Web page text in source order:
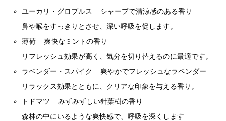
ユーカリ・グロブルス – シャープで清涼感のある香り
鼻や喉をすっきりとさせ、深い呼吸を促します。
薄荷 – 爽快なミントの香り
リフレッシュ効果が高く、気分を切り替えるのに最適です。
ラベンダー・スパイク – 爽やかでフレッシュなラベンダー
リラックス効果とともに、クリアな印象を与える香り。
トドマツ – みずみずしい針葉樹の香り
森林の中にいるような爽快感で、呼吸を深くします